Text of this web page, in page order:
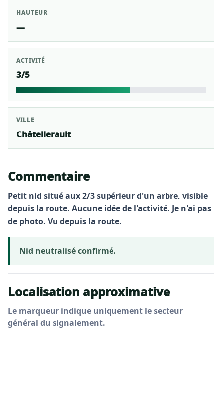
HAUTEUR
—
ACTIVITÉ
3/5
VILLE
Châtellerault
Commentaire
Petit nid situé aux 2/3 supérieur d'un arbre, visible
depuis la route. Aucune idée de l'activité. Je n'ai pas
de photo. Vu depuis la route.
Nid neutralisé confirmé.
Localisation approximative
Le marqueur indique uniquement le secteur
général du signalement.